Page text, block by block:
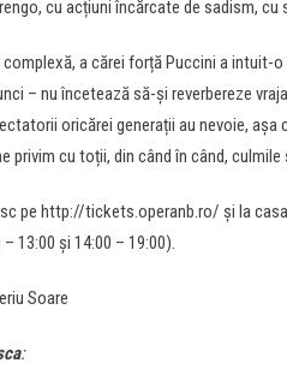
cu acțiuni încărcate de sadism,
a cărei forță Puccini a intuit-o
– nu încetează să-și reverbereze
oricărei generații au nevoie, așa
privim cu toții, din când în când,
pe http://tickets.operanb.ro/ și la
13:00 și 14:00 – 19:00).
Soare
: